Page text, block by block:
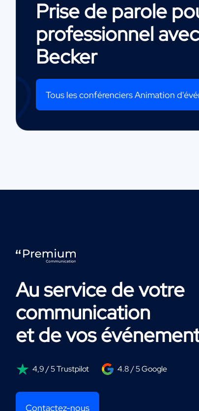
Prise de parole
professionnel
Becker
Tous les conférenciers Animation
Au service de votre
communication
et de vos
4,9 / 5 Trustpilot 4.8 / 5 Google
Contactez-nous